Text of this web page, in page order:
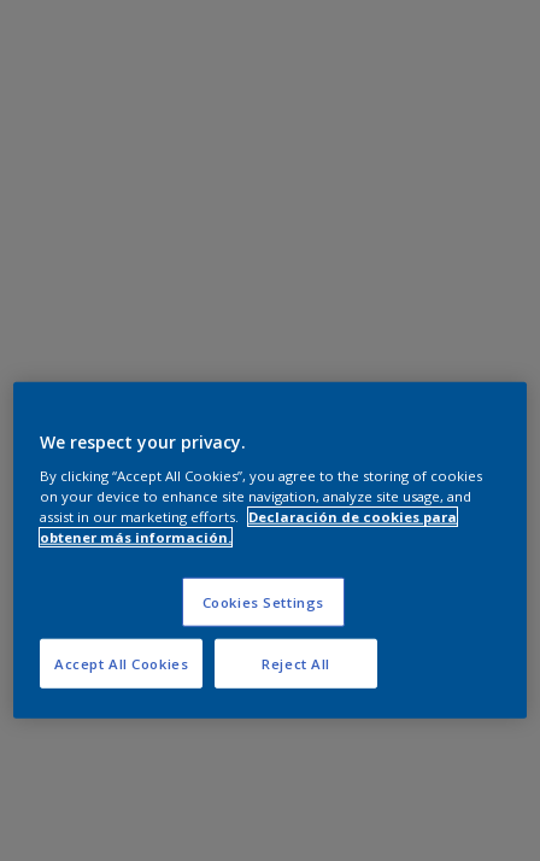
We respect your privacy.
By clicking “Accept All Cookies”, you agree to the storing of cookies
on your device to enhance site navigation, analyze site usage, and
assist in our marketing efforts.
Declaración de cookies para
obtener más información.
Cookies Settings
Reject All
Accept All Cookies